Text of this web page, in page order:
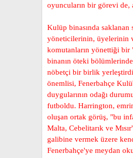
oyuncuların bir görevi de,
Kulüp binasında saklanan
yöneticilerinin, üyelerinin
komutanların yönettiği bir
binanın öteki
nöbetçi bir birlik
önemlisi, Fenerbahçe
duygularının odağı
futboldu. Harrington,
oluşan ortak görüş, "bu
Malta, Cebelitarık ve
galibine vermek üzere
Fenerbahçe'ye meydan